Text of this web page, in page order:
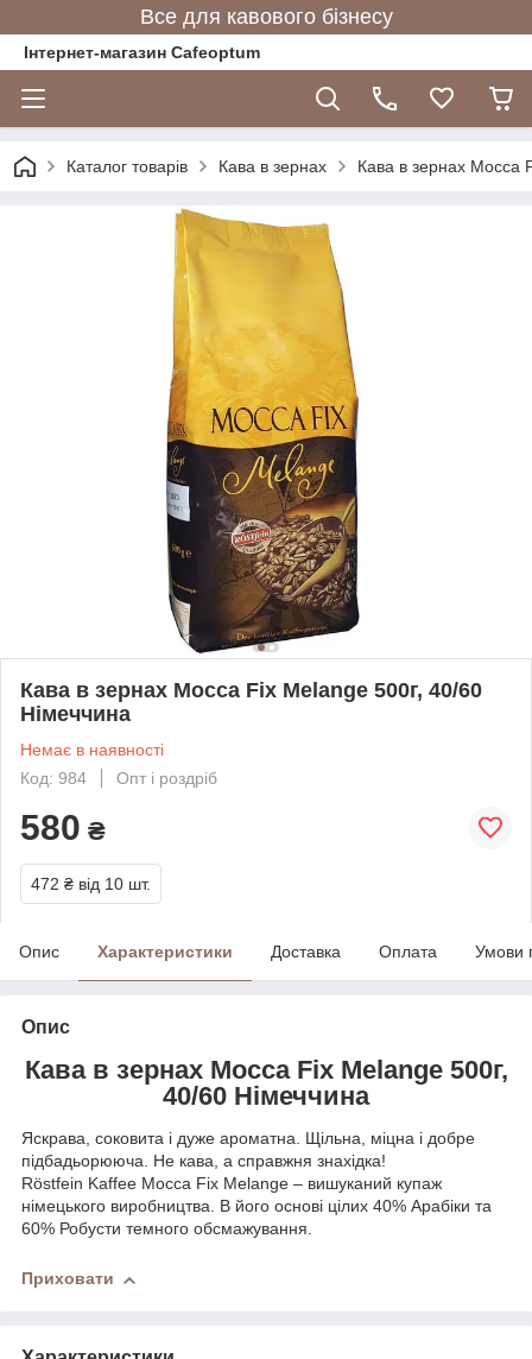
Все для кавового бізнесу
Інтернет-магазин Cafeoptum
Каталог товарів Кава в зернах Кава в зернах Mocca
Кава в зернах Mocca Fix Melange 500г, 40/60
Німеччина
Немає в наявності
Код: 984
Опт і роздріб
580 ₴
472 ₴ від 10 шт.
Опис Характеристики Доставка Оплата Умови
Опис
Кава в зернах Mocca Fix Melange 500г,
40/60 Німеччина
Яскрава, соковита і дуже ароматна. Щільна, міцна і добре
підбадьорююча. Не кава, а справжня знахідка!
Röstfein Kaffee Mocca Fix Melange – вишуканий купаж
німецького виробництва. В його основі цілих 40% Арабіки та
60% Робусти темного обсмажування.
Приховати